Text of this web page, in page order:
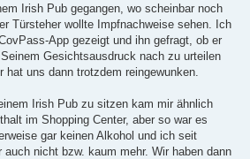
Irish Pub gegangen, wo scheinbar noch
Türsteher wollte Impfnachweise sehen. Ich
App gezeigt und ihn gefragt, ob er
Gesichtsausdruck nach zu urteilen
hat uns dann trotzdem reingewunken.
Irish Pub zu sitzen kam mir ähnlich
im Shopping Center, aber so war es
gar keinen Alkohol und ich seit
nicht bzw. kaum mehr. Wir haben dann